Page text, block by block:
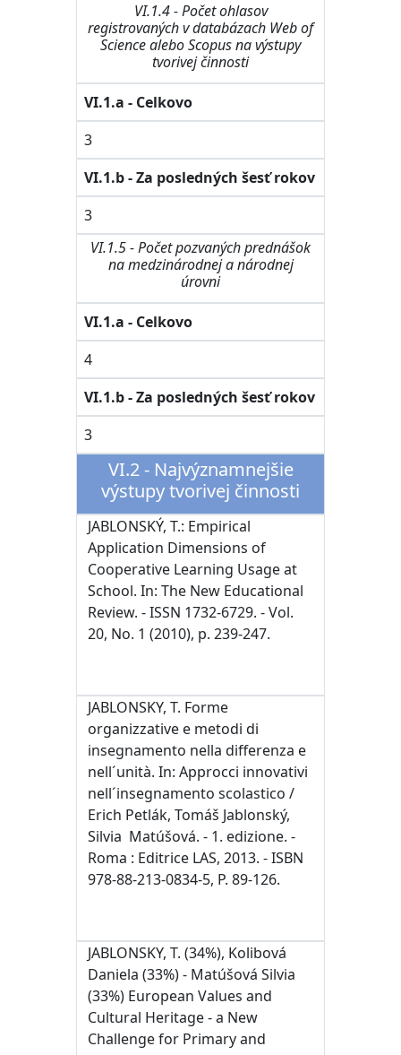
VI.1.4 - Počet ohlasov
registrovaných v databázach Web of
Science alebo Scopus na výstupy
tvorivej činnosti
VI.1.a - Celkovo
3
VI.1.b - Za posledných šesť rokov
3
VI.1.5 - Počet pozvaných prednášok
na medzinárodnej a národnej
úrovni
VI.1.a - Celkovo
4
VI.1.b - Za posledných šesť rokov
3
VI.2 - Najvýznamnejšie
výstupy tvorivej činnosti
JABLONSKÝ, T.: Empirical
Application Dimensions of
Cooperative Learning Usage at
School. In: The New Educational
Review. - ISSN 1732-6729. - Vol.
20, No. 1 (2010), p. 239-247.
JABLONSKY, T. Forme
organizzative e metodi di
insegnamento nella differenza e
nell´unità. In: Approcci innovativi
nell´insegnamento scolastico /
Erich Petlák, Tomáš Jablonský,
Silvia Matúšová. - 1. edizione. -
Roma : Editrice LAS, 2013. - ISBN
978-88-213-0834-5, P. 89-126.
JABLONSKY, T. (34%), Kolibová
Daniela (33%) - Matúšová Silvia
(33%) European Values and
Cultural Heritage - a New
Challenge for Primary and